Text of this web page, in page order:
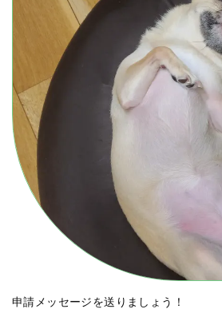
申請メッセージを送りましょう！